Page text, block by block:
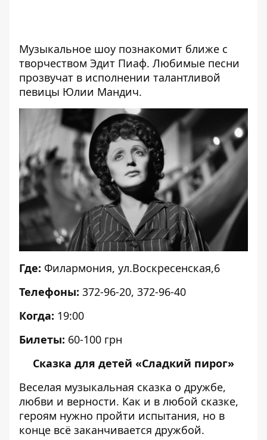
Музыкальное шоу познакомит ближе с
творчеством Эдит Пиаф. Любимые песни
прозвучат в исполнении талантливой
певицы Юлии Мандич.
Где: Филармония, ул.Воскресенская,6
Телефоны: 372-96-20, 372-96-40
Когда: 19:00
Билеты: 60-100 грн
Сказка для детей «Сладкий пирог»
Веселая музыкальная сказка о дружбе,
любви и верности. Как и в любой сказке,
героям нужно пройти испытания, но в
конце всё заканчивается дружбой.